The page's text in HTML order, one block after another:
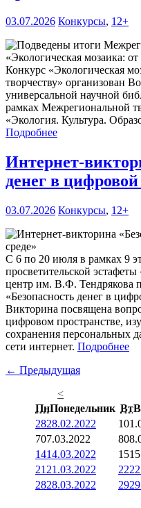
03.07.2026 Конкурсы, 12+
Конкурс «Экологическая
творчеству» организован
универсальной научной
рамках Межрегиональной
«Экология. Культура.
Подробнее
Интернет-
денег в цифровой
03.07.2026 Конкурсы, 12+
С 6 по 20 июля в рамках 9
просветительской
центр им. В.Ф. Тендрякова
«Безопасность денег в
Викторина посвящена
цифровом пространстве,
сохранения персональных
сети интернет. Подробнее
← Предыдущая
<
ПнПонедельник Вт
2828.02.2022 1
707.03.2022 8
1414.03.2022 15
21 21.03.2022 22
2828.03.2022 29